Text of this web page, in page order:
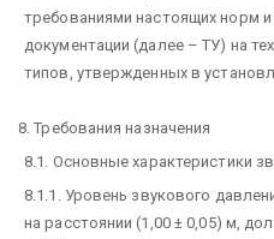
требованиями настоящих норм и
документации (далее – ТУ) на
типов, утвержденных в
8. Требования назначения
8.1. Основные характеристики
8.1.1. Уровень звукового
на расстоянии (1,00 ± 0,05) м,